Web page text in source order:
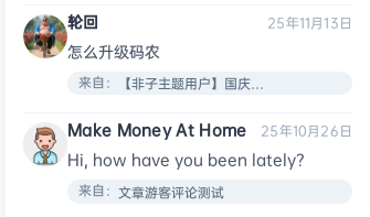
轮回 25年11月13日
怎么升级码农
来自： 【非子主题用户】国庆节了给大家搞了个新的VIP页面！
Make Money At Home 25年10月26日
Hi, how have you been lately?​
来自： 文章游客评论测试